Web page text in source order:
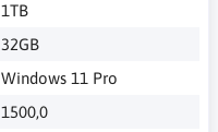
1TB
32GB
Windows 11 Pro
1500,0